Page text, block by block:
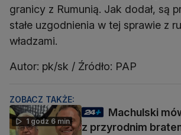
granicy z Rumunią. Jak dodał, są
stałe uzgodnienia w tej sprawie z
władzami.
Autor: pk/sk / Źródło: PAP
ZOBACZ TAKŻE:
1 godz 6 min
Machulski
z przyrodnim